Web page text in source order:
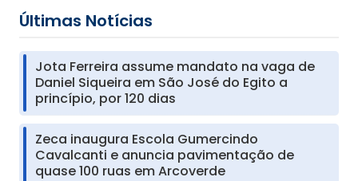
Últimas Notícias
Jota Ferreira assume mandato na vaga de
Daniel Siqueira em São José do Egito a
princípio, por 120 dias
Zeca inaugura Escola Gumercindo
Cavalcanti e anuncia pavimentação de
quase 100 ruas em Arcoverde